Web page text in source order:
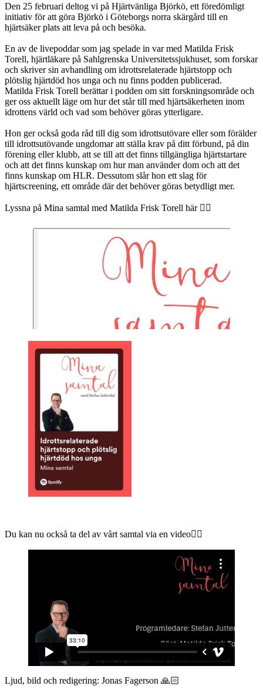
Den 25 februari deltog vi på Hjärtvänliga Björkö, ett föredömligt
initiativ för att göra Björkö i Göteborgs norra skärgård till en
hjärtsäker plats att leva på och besöka.
En av de livepoddar som jag spelade in var med Matilda Frisk
Torell, hjärtläkare på Sahlgrenska Universitetssjukhuset, som forskar
och skriver sin avhandling om idrottsrelaterade hjärtstopp och
plötslig hjärtdöd hos unga och nu finns podden publicerad.
Matilda Frisk Torell berättar i podden om sitt forskningsområde och
ger oss aktuellt läge om hur det står till med hjärtsäkerheten inom
idrottens värld och vad som behöver göras ytterligare.
Hon ger också goda råd till dig som idrottsutövare eller som förälder
till idrottsutövande ungdomar att ställa krav på ditt förbund, på din
förening eller klubb, att se till att det finns tillgängliga hjärtstartare
och att det finns kunskap om hur man använder dom och att det
finns kunskap om HLR. Dessutom slår hon ett slag för
hjärtscreening, ett område där det behöver göras betydligt mer.
Lyssna på Mina samtal med Matilda Frisk Torell här 👇🏻
Du kan nu också ta del av vårt samtal via en video👇🏻
Ljud, bild och redigering: Jonas Fagerson 🙏🏻